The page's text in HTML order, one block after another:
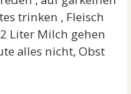
trinken , Fleisch
Liter Milch gehen
alles nicht, Obst